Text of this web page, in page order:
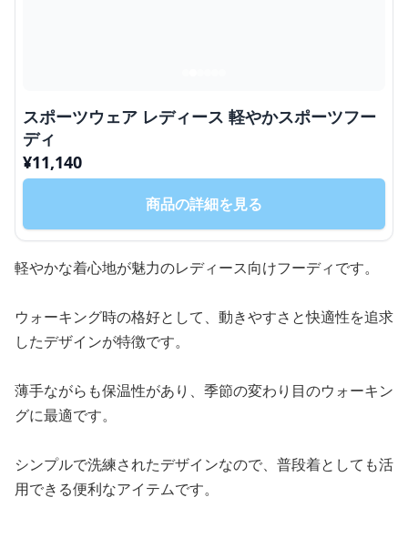
スポーツウェア レディース 軽やかスポーツフー
ディ
¥11,140
商品の詳細を見る
軽やかな着心地が魅力のレディース向けフーディです。
ウォーキング時の格好として、動きやすさと快適性を追求
したデザインが特徴です。
薄手ながらも保温性があり、季節の変わり目のウォーキン
グに最適です。
シンプルで洗練されたデザインなので、普段着としても活
用できる便利なアイテムです。